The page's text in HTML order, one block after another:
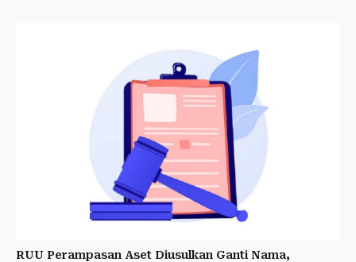
RUU Perampasan Aset Diusulkan Ganti Nama,